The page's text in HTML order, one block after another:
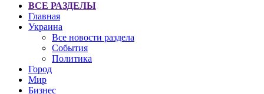
ВСЕ РАЗДЕЛЫ
Главная
Украина
Все новости раздела
События
Политика
Город
Мир
Бизнес